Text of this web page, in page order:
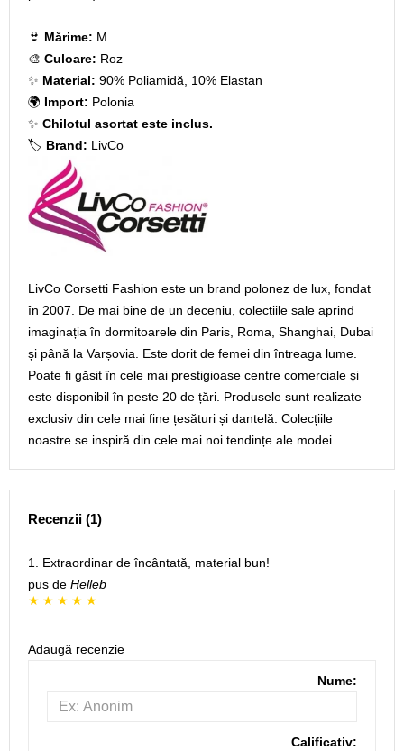
👙 Mărime: M
🎨 Culoare: Roz
✨ Material: 90% Poliamidă, 10% Elastan
🌍 Import: Polonia
✨ Chilotul asortat este inclus.
🏷️ Brand: LivCo
LivCo Corsetti Fashion este un brand polonez de lux, fondat
în 2007. De mai bine de un deceniu, colecțiile sale aprind
imaginația în dormitoarele din Paris, Roma, Shanghai, Dubai
și până la Varșovia. Este dorit de femei din întreaga lume.
Poate fi găsit în cele mai prestigioase centre comerciale și
este disponibil în peste 20 de țări. Produsele sunt realizate
exclusiv din cele mai fine țesături și dantelă. Colecțiile
noastre se inspiră din cele mai noi tendințe ale modei.
Recenzii (1)
1. Extraordinar de încântată, material bun!
pus de Helleb
Adaugă recenzie
Nume:
Calificativ: